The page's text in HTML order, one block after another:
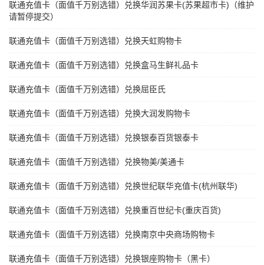
联通充值卡（面值千万别选错）兑换华润苏果卡(苏果超市卡)（维护
请暂停提交）
联通充值卡（面值千万别选错）兑换天虹购物卡
联通充值卡（面值千万别选错）兑换盒马生鲜礼品卡
联通充值卡（面值千万别选错）兑换屈臣氏
联通充值卡（面值千万别选错）兑换大润发购物卡
联通充值卡（面值千万别选错）兑换银泰百货银泰卡
联通充值卡（面值千万别选错）兑换物美/美通卡
联通充值卡（面值千万别选错）兑换世纪联华充值卡(杭州联华)
联通充值卡（面值千万别选错）兑换重百世纪卡(重庆百货)
联通充值卡（面值千万别选错）兑换南京中央商场购物卡
联通充值卡（面值千万别选错）兑换银座购物卡（黑卡）